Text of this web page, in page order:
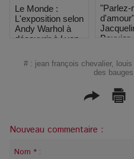
Le Monde :
L'exposition selon
Andy Warhol à
découvrir à Lyon
"Parlez-
Bouvier
Marseille
# : jean françois chevalier,
des bauges
Nouveau commentaire :
Nom * :